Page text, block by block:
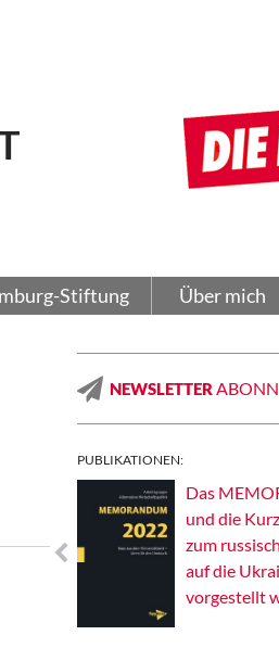
Stiftung Über mich
NEWSLETTER
PUBLIKATIONEN:
Das
und die
zum
auf die
vorgestellt